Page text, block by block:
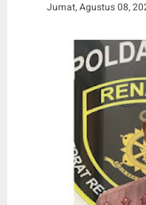
Jumat, Agustus 08,